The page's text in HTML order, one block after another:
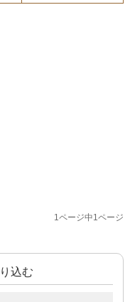
1ページ中1ページ
込む